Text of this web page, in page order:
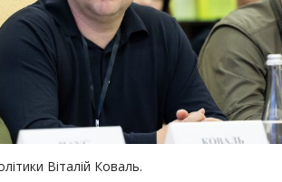
Віталій Коваль.